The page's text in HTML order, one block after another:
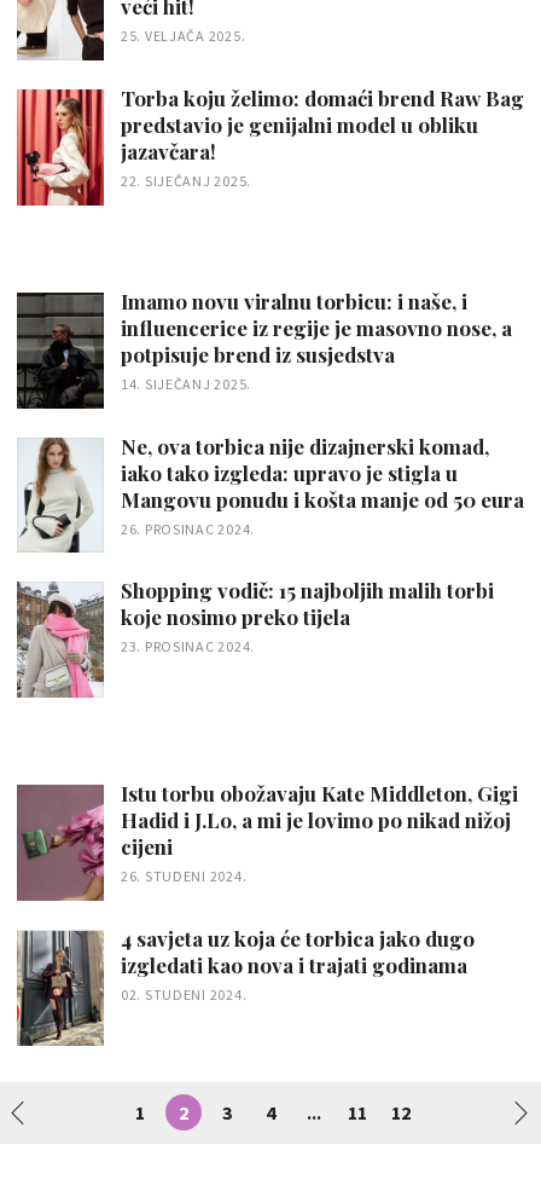
veći hit!
25. VELJAČA 2025.
Torba koju želimo: domaći brend Raw Bag
predstavio je genijalni model u obliku
jazavčara!
22. SIJEČANJ 2025.
Imamo novu viralnu torbicu: i naše, i
influencerice iz regije je masovno nose, a
potpisuje brend iz susjedstva
14. SIJEČANJ 2025.
Ne, ova torbica nije dizajnerski komad,
iako tako izgleda: upravo je stigla u
Mangovu ponudu i košta manje od 50 eura
26. PROSINAC 2024.
Shopping vodič: 15 najboljih malih torbi
koje nosimo preko tijela
23. PROSINAC 2024.
Istu torbu obožavaju Kate Middleton, Gigi
Hadid i J.Lo, a mi je lovimo po nikad nižoj
cijeni
26. STUDENI 2024.
4 savjeta uz koja će torbica jako dugo
izgledati kao nova i trajati godinama
02. STUDENI 2024.
1 2 3 4 ... 11 12